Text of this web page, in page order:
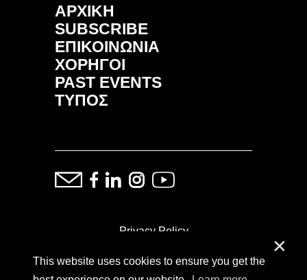
This website uses cookies to ensure you get the
✕
ΑΡΧΙΚΗ
SUBSCRIBE
ΕΠΙΚΟΙΝΩΝΙΑ
ΧΟΡΗΓΟΙ
PAST EVENTS
ΤΥΠΟΣ
Privacy Policy
ⓒ Copyright: Demand Fairs & Media, 2014-2026